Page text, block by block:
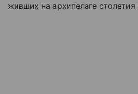
живших на архипелаге столетия